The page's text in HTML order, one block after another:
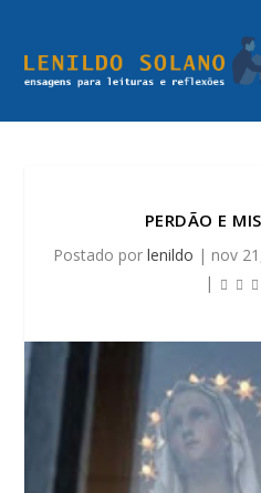
PERDÃO E
Postado por lenildo | nov
|